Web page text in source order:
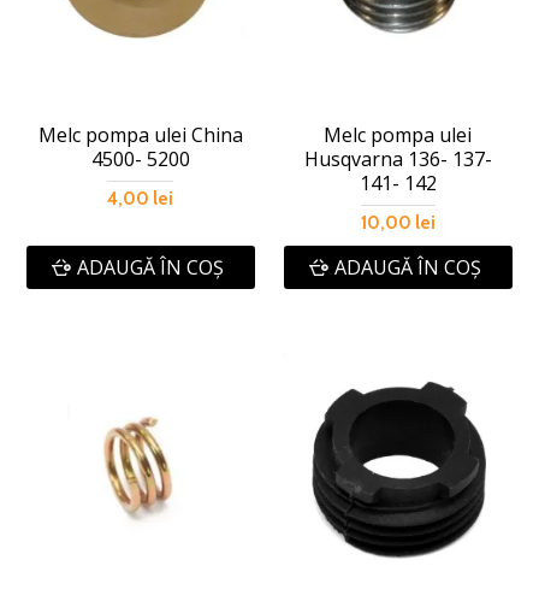
Melc pompa ulei China
4500- 5200
4,00 lei
ADAUGĂ ÎN COŞ
Melc pompa ulei
Husqvarna 136- 137-
141- 142
10,00 lei
ADAUGĂ ÎN COŞ